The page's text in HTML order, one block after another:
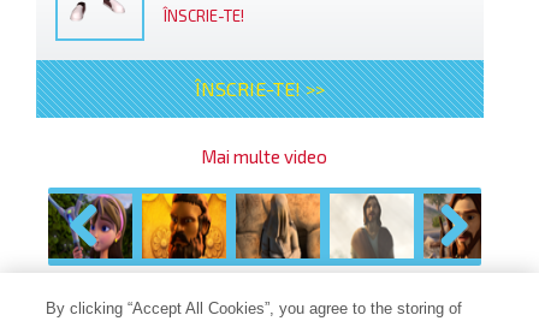
ÎNSCRIE-TE!
ÎNSCRIE-TE! >>
Mai multe video
Previous Next
By clicking “Accept All Cookies”, you agree to the storing of